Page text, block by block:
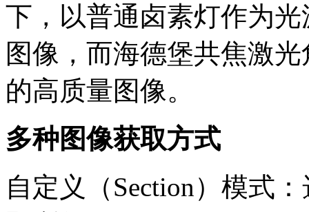
下，以普通卤素灯作为
图像，而海德堡共焦激
的高质量图像。
多种图像获取方式
自定义（Section）模式